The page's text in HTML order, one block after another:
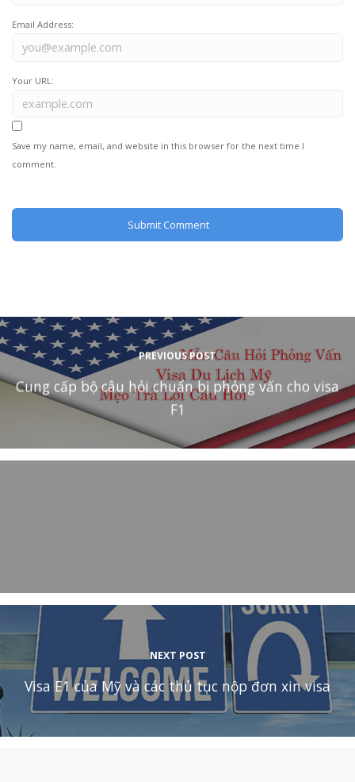
Email Address:
Your URL:
Save my name, email, and website in this browser for the next time I
comment.
PREVIOUS POST
Cung cấp bộ câu hỏi chuẩn bị phỏng vấn cho visa
F1
NEXT POST
Visa E1 của Mỹ và các thủ tục nộp đơn xin visa